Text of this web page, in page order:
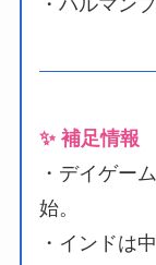
・ハルマン
✨ 補足情報
・デイゲー
始。
・インドは